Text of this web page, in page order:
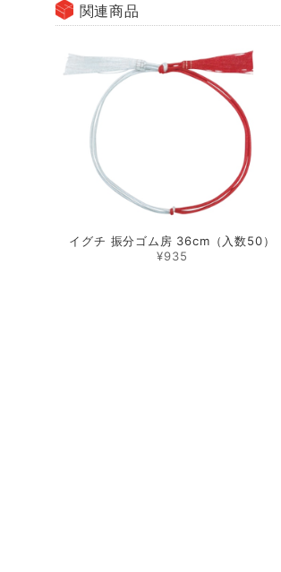
関連商品
イグチ 振分ゴム房 36cm（入数50）
¥935